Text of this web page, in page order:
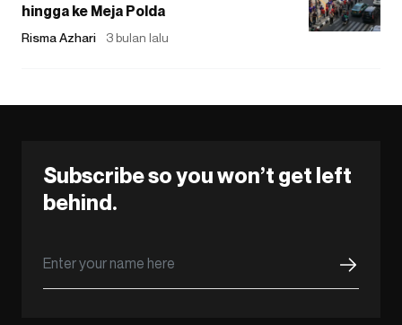
hingga ke Meja Polda
Risma Azhari 3 bulan lalu
Subscribe so you won’t get left
behind.